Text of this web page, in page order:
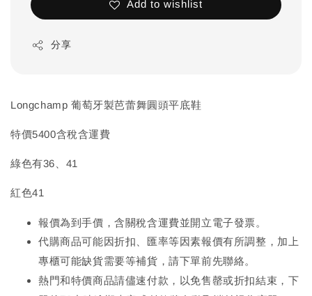
Add to wishlist
分享
Longchamp 葡萄牙製芭蕾舞圓頭平底鞋
特價5400含稅含運費
綠色有36、41
紅色41
報價為到手價，含關稅含運費並開立電子發票。
代購商品可能因折扣、匯率等因素報價有所調整，加上
專櫃可能缺貨需要等補貨，請下單前先聯絡。
熱門和特價商品請儘速付款，以免售罄或折扣結束，下